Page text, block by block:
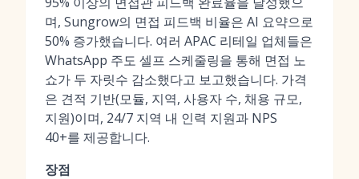
며, Sungrow의 면접 피드백 비율은 AI 요약으로
50% 증가했습니다. 여러 APAC 리테일 업체들은
WhatsApp 주도 셀프 스케줄링을 통해 면접 노
쇼가 두 자릿수 감소했다고 보고했습니다. 가격
은 견적 기반(모듈, 지역, 사용자 수, 채용 규모,
지원)이며, 24/7 지역 내 인력 지원과 NPS
40+를 제공합니다.
장점